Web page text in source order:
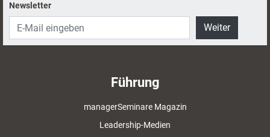
Newsletter
Weiter
Führung
managerSeminare Magazin
Leadership-Medien